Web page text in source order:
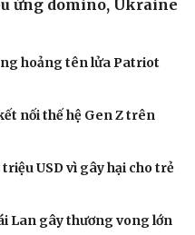
ứng domino, Ukraine
hoảng tên lửa Patriot
nối thế hệ Gen Z trên
USD vì gây hại cho trẻ
Lan gây thương vong lớn